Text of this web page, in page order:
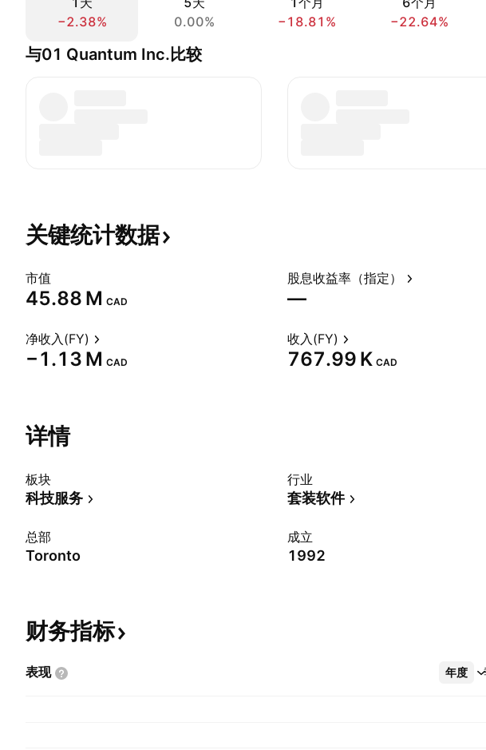
−2.38%
0.00%
−18.81%
−22.64%
与01 Quantum Inc.比较
关键统计数据
市值
‪45.88 M‬ CAD
股息收益率（指定）
—
净收入(FY)
‪−1.13 M‬ CAD
收入(FY)
‪767.99 K‬ CAD
详情
板块
科技服务
行业
套装软件
总部
Toronto
成立
1992
财务指标
表现 年度
更多